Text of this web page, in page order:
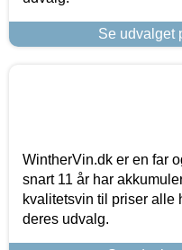
Se udvalget
WintherVin.dk er en far
snart 11 år har
kvalitetsvin til priser alle
deres udvalg.